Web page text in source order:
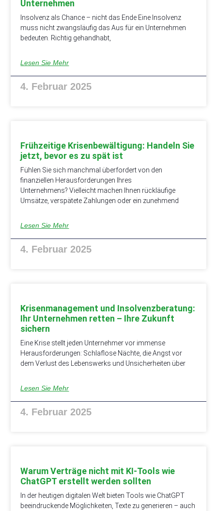
Unternehmen
Insolvenz als Chance – nicht das Ende Eine Insolvenz
muss nicht zwangsläufig das Aus für ein Unternehmen
bedeuten. Richtig gehandhabt,
Lesen Sie Mehr
4. Februar 2025
Frühzeitige Krisenbewältigung: Handeln Sie
jetzt, bevor es zu spät ist
Fühlen Sie sich manchmal überfordert von den
finanziellen Herausforderungen Ihres
Unternehmens? Vielleicht machen Ihnen rückläufige
Umsätze, verspätete Zahlungen oder ein zunehmend
Lesen Sie Mehr
4. Februar 2025
Krisenmanagement und Insolvenzberatung:
Ihr Unternehmen retten – Ihre Zukunft
sichern
Eine Krise stellt jeden Unternehmer vor immense
Herausforderungen: Schlaflose Nächte, die Angst vor
dem Verlust des Lebenswerks und Unsicherheiten über
Lesen Sie Mehr
4. Februar 2025
Warum Verträge nicht mit KI-Tools wie
ChatGPT erstellt werden sollten
In der heutigen digitalen Welt bieten Tools wie ChatGPT
beeindruckende Möglichkeiten, Texte zu generieren – auch